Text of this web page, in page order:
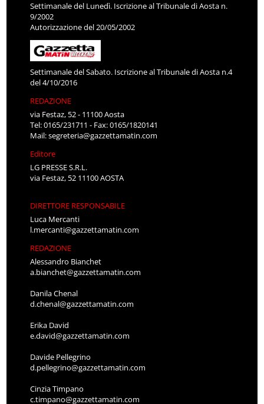
Settimanale del Lunedì. Iscrizione al Tribunale di Aosta n.
9/2002
Autorizzazione del 20/05/2002
Settimanale del Sabato. Iscrizione al Tribunale di Aosta n.4
del 4/10/2016
REDAZIONE
via Festaz, 52 - 11100 Aosta
Tel: 0165/231711 - Fax: 0165/1820141
Mail:segreteria@gazzettamatin.com
Editore
LG PRESSE S.R.L.
via Festaz, 52 11100 AOSTA
DIRETTORE RESPONSABILE
Luca Mercanti
l.mercanti@gazzettamatin.com
REDAZIONE
Alessandro Bianchet
a.bianchet@gazzettamatin.com
Danila Chenal
d.chenal@gazzettamatin.com
Erika David
e.david@gazzettamatin.com
Davide Pellegrino
d.pellegrino@gazzettamatin.com
Cinzia Timpano
c.timpano@gazzettamatin.com